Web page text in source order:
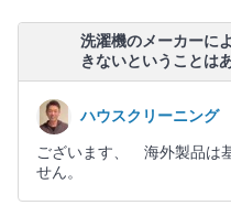
洗濯機のメーカーに
きないということは
ハウスクリーニング
ございます、 海外製品は
せん。